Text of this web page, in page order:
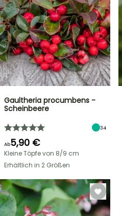
Gaultheria procumbens -
Scheinbeere
34
Ab5,90 €
Kleine Töpfe von 8/9 cm
Erhältlich in 2 Größen